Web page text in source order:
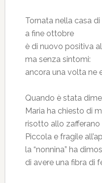
Tornata nella casa di
a fine ottobre
è di nuovo positiva
ma senza sintomi:
ancora una volta ne
Quando è stata
Maria ha chiesto di
risotto allo zafferano
Piccola e fragile
la “nonnina” ha
di avere una fibra di